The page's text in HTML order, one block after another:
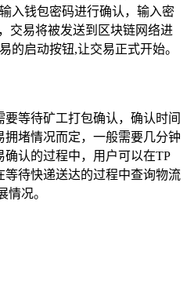
入钱包密码进行确认，输入密
交易将被发送到区块链网络进
的启动按钮,让交易正式开始。
等待矿工打包确认，确认时间
堵情况而定，一般需要几分钟
认的过程中，用户可以在TP
待快递送达的过程中查询物流
情况。